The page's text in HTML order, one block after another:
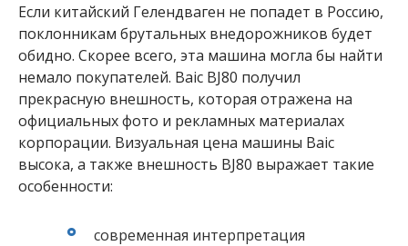
Если китайский Гелендваген не попадет в Россию,
поклонникам брутальных внедорожников будет
обидно. Скорее всего, эта машина могла бы найти
немало покупателей. Baic BJ80 получил
прекрасную внешность, которая отражена на
официальных фото и рекламных материалах
корпорации. Визуальная цена машины Baic
высока, а также внешность BJ80 выражает такие
особенности:
современная интерпретация